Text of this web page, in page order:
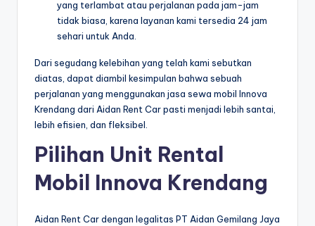
yang terlambat atau perjalanan pada jam-jam
tidak biasa, karena layanan kami tersedia 24 jam
sehari untuk Anda.
Dari segudang kelebihan yang telah kami sebutkan
diatas, dapat diambil kesimpulan bahwa sebuah
perjalanan yang menggunakan jasa sewa mobil Innova
Krendang dari Aidan Rent Car pasti menjadi lebih santai,
lebih efisien, dan fleksibel.
Pilihan Unit Rental
Mobil Innova Krendang
Aidan Rent Car dengan legalitas PT Aidan Gemilang Jaya